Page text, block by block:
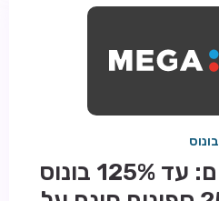
בונוס
בונוס קבלת פנים: עד 125% בונוס